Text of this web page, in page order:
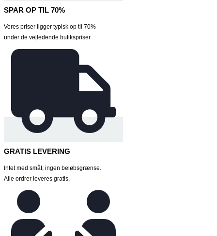
SPAR OP TIL 70%
Vores priser ligger typisk op til 70%
under de vejledende butikspriser.
GRATIS LEVERING
Intet med småt, ingen beløbsgrænse.
Alle ordrer leveres gratis.